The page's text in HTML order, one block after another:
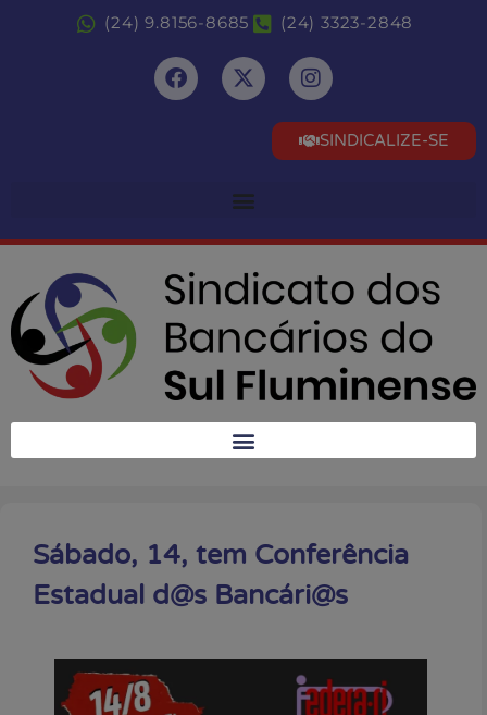
(24) 9.8156-8685 (24) 3323-2848
SINDICALIZE-SE
Sábado, 14, tem Conferência
Estadual d@s Bancári@s